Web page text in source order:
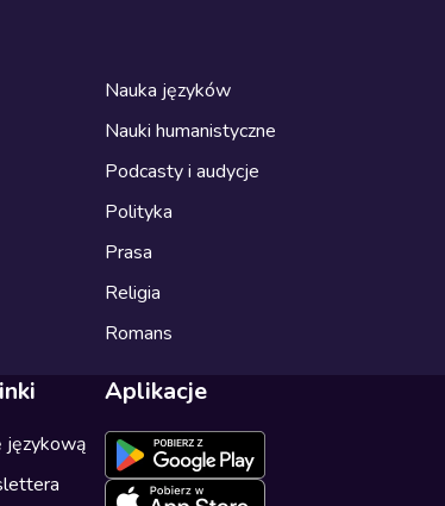
Nauka języków
Nauki humanistyczne
Podcasty i audycje
Polityka
Prasa
Religia
Romans
językową
Aplikacje